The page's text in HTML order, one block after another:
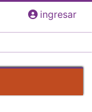
ingresar